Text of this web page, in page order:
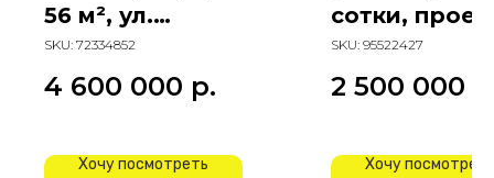
56 м², ул.
Днепропетровс
кая
SKU: 72334852
4 600 000 р.
Хочу посмотреть
сотки,
Платиновый
SKU: 95522427
2 500 000
Хочу посмотреть